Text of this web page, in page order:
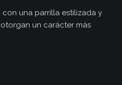
con una parrilla estilizada y
un carácter más